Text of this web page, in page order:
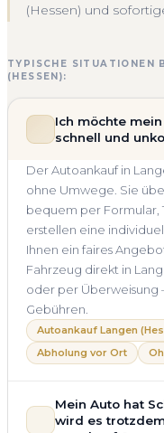
(Hessen) und
TYPISCHE SITUATIONEN
(HESSEN):
Ich möchte
schnell und
Der Autoankauf in
ohne Umwege. Sie
bequem per Formular,
erstellen eine
Ihnen ein faires
Fahrzeug direkt in
oder per
Gebühren.
Autoankauf Langen
Abholung vor Ort
Mein Auto hat
wird es